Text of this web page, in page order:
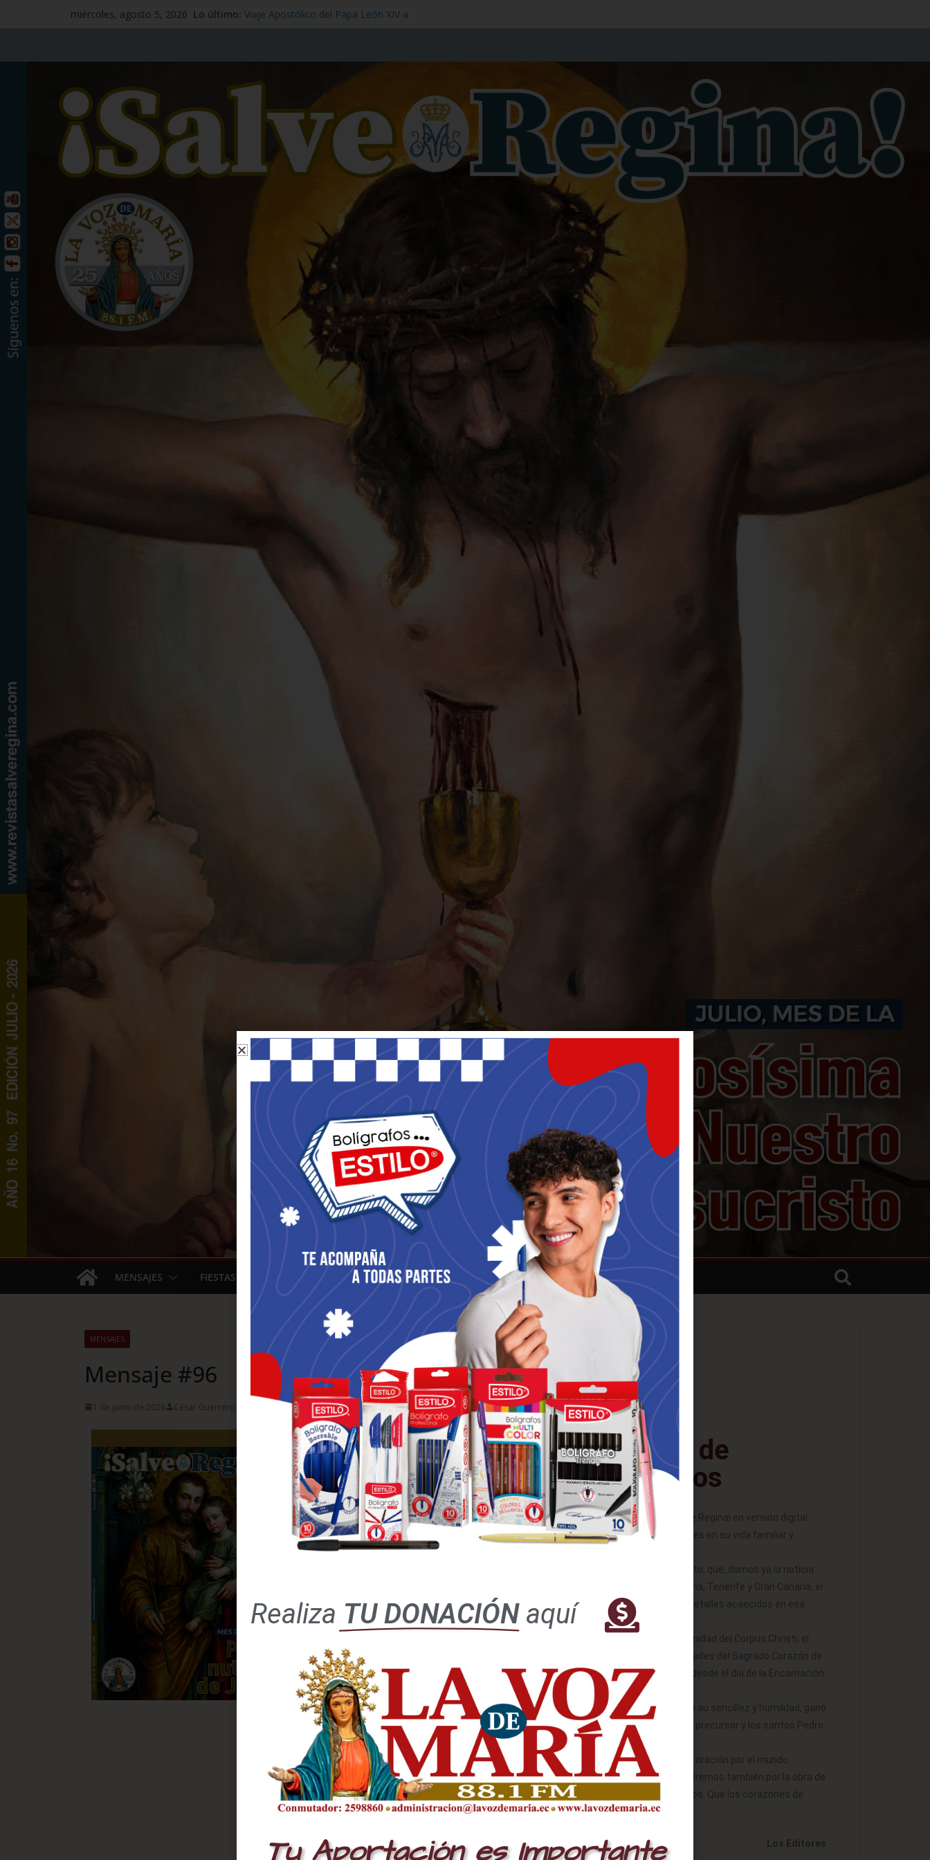
miércoles, agosto 5, 2026 Lo último: Mensaje #97
Santo Tomás Apóstol – Memoria, 3
de julio
San Benito abad – Memoria,11 de
MENSAJES FIESTAS ARTÍCULOS SOLEMNIDADES MEMORIAS
MENSAJES
Mensaje #96
1 de junio de 2026 César Guerrero Ramos
San José, padre nutricio de
Jesús, ruega por nosotros
Queridos hermanos:
Nos complace sobremanera poner a su disposición esta nueva edición de su revista ¡Salve Regina! en versión digital
desde hace 3 meses y ahora de forma mensual, les deseamos de todo corazón bendiciones en su vida familiar y
laboral.
Seguimos revisando y viviendo cada tiempo litúrgico de la Santa Iglesia Católica, es por esto, que, damos ya la noticia
del próximo viaje apostólico del Santo Padre a España, específicamente a Madrid, Barcelona, Tenerife y Gran Canaria, el
cual se llevará a cabo del 6 al 12 de junio, y que en la edición de julio, tendremos todos los detalles acaecidos en esa
visita pontificia.
Además, conoceremos la vida de San Justino, mártir, y su vida entregada a la fe. La solemnidad del Corpus Christi, el
Cuerpo y la Sangre de Cristo; San Bernabé, apóstol, mártir por amor a Cristo. Las solemnidades del Sagrado Corazón de
Jesús y del Inmaculado Corazón de María, ambos corazones siempre unidos en uno solo, desde el día de la Encarnación
de Jesús en las purísimas entrañas de María Santísima.
También, el santo más querido, quizás en el mundo entero, San Antonio de Padua, que con su sencillez y humildad, ganó
tantos corazones para Cristo. San Luis Gonzaga, el nacimiento de San Juan el Bautista, el precursor y los santos Pedro
y Pablo, amigos de Cristo.
Hermanos, agradecemos a todos quienes hacen posible esta edición, les pedimos mucha oración por el mundo
entristecido por las guerras, la corrupción, el hambre, y tantas necesidades que vivimos. Oremos también por la obra de
evangelización,que cada vez se torna más difícil en el mundo secularizado en el que vivimos. Que los corazones de
Jesús y María nos bendigan a todos. Amén.
Los Editores
Realiza TU DONACIÓN aquí